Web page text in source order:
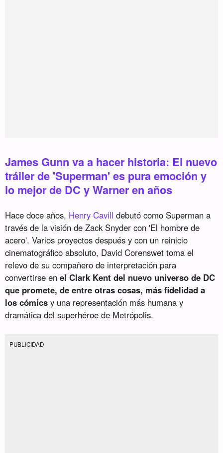
James Gunn va a hacer historia: El nuevo
tráiler de 'Superman' es pura emoción y
lo mejor de DC y Warner en años
Hace doce años, Henry Cavill debutó como Superman a
través de la visión de Zack Snyder con 'El hombre de
acero'. Varios proyectos después y con un reinicio
cinematográfico absoluto, David Corenswet toma el
relevo de su compañero de interpretación para
convertirse enel Clark Kent del nuevo universo de DC
que promete, de entre otras cosas, más fidelidad a
los cómics y una representación más humana y
dramática del superhéroe de Metrópolis.
PUBLICIDAD